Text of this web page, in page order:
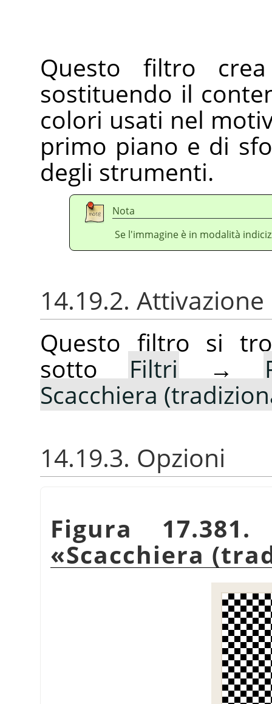
Questo filtro
sostituendo il
colori usati nel
primo piano e di
degli strumenti.
Nota
Se l'immagine è in modalità
14.19.2.
Questo filtro si
sotto Filtri →
Scacchiera
14.19.3. Opzioni
Figura
«Scacchiera